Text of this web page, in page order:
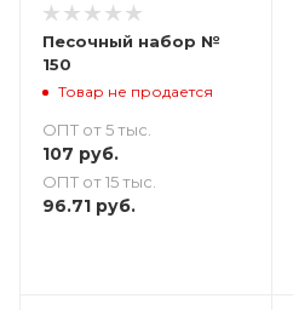
Песочный набор №
150
Товар не продается
ОПТ от 5 тыс.
107 руб.
ОПТ от 15 тыс.
96.71 руб.